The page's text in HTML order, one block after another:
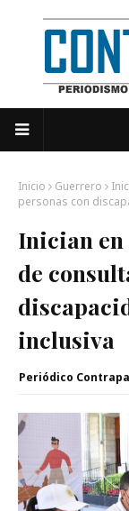
Inicio Guerrero
personas con
Inician
de
inclusiva
Periódico